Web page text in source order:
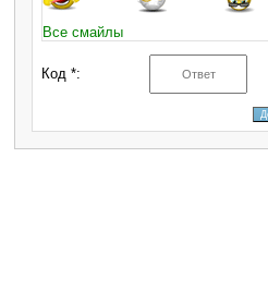
Все смайлы
Код *: